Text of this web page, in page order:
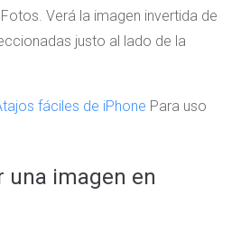
Verá la imagen invertida de
justo al lado de la
fáciles de iPhone Para uso
una imagen en